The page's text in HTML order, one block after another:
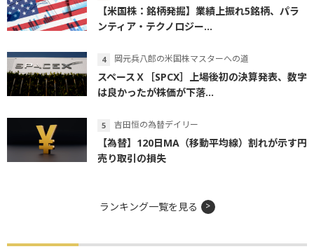
【米国株：銘柄発掘】業績上振れ5銘柄、パラ
ンティア・テクノロジー...
岡元兵八郎の米国株マスターへの道
スペースＸ［SPCX］上場後初の決算発表、数字
は良かったが株価が下落...
吉田恒の為替デイリー
【為替】120日MA（移動平均線）割れが示す円
売り取引の損失
ランキング一覧を見る